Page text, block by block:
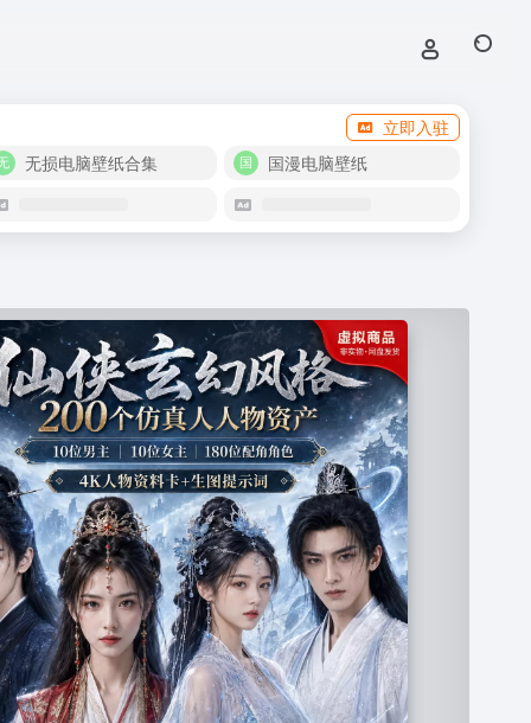
立即入驻
无损电脑壁纸合集
国漫电脑壁纸